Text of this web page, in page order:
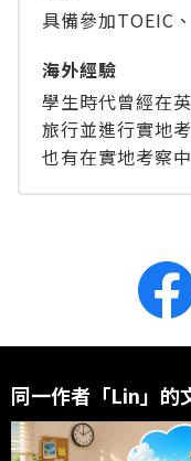
具備參加TOEIC
海外經驗
學生時代曾經在
旅行並進行實地
也有在實地考察
同一作者「Lin」的